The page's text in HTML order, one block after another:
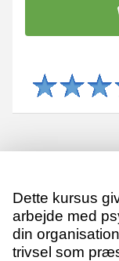
Dette kursus
arbejde med
din
trivsel som